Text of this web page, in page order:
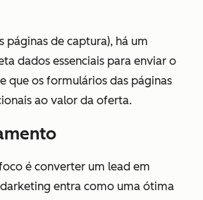
páginas de captura), há um
dados essenciais para enviar o
que os formulários das páginas
ao valor da oferta.
é converter um lead em
entra como uma ótima